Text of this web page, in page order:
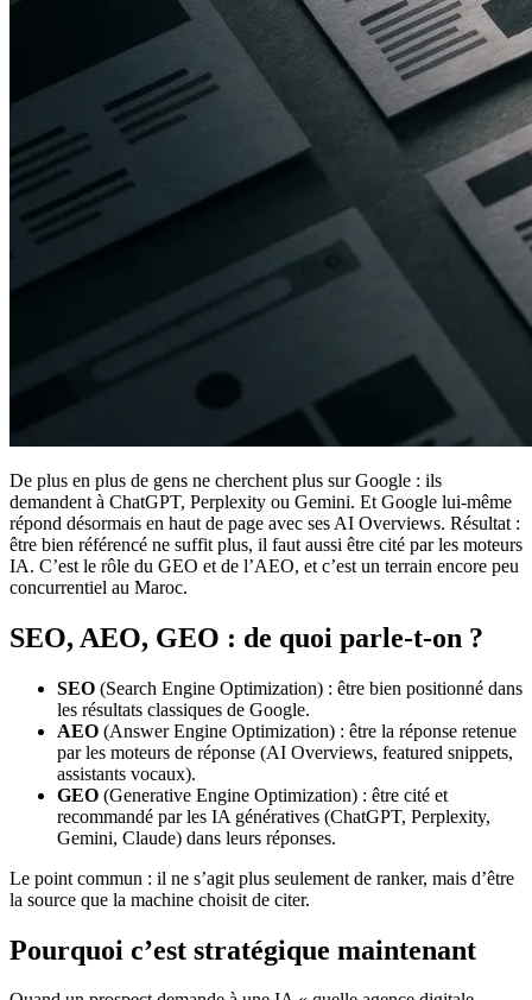
De plus en plus de gens ne cherchent plus sur Google : ils
demandent à ChatGPT, Perplexity ou Gemini. Et Google lui-même
répond désormais en haut de page avec ses AI Overviews. Résultat :
être bien référencé ne suffit plus, il faut aussi être cité par les moteurs
IA. C’est le rôle du GEO et de l’AEO, et c’est un terrain encore peu
concurrentiel au Maroc.
SEO, AEO, GEO : de quoi parle-t-on ?
SEO (Search Engine Optimization) : être bien positionné dans
les résultats classiques de Google.
AEO (Answer Engine Optimization) : être la réponse retenue
par les moteurs de réponse (AI Overviews, featured snippets,
assistants vocaux).
GEO (Generative Engine Optimization) : être cité et
recommandé par les IA génératives (ChatGPT, Perplexity,
Gemini, Claude) dans leurs réponses.
Le point commun : il ne s’agit plus seulement de ranker, mais d’être
la source que la machine choisit de citer.
Pourquoi c’est stratégique maintenant